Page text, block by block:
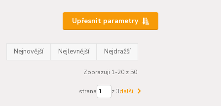
Upřesnit parametry
Nejnovější Nejlevnější Nejdražší
Zobrazuji 1-20 z 50
strana z 3další